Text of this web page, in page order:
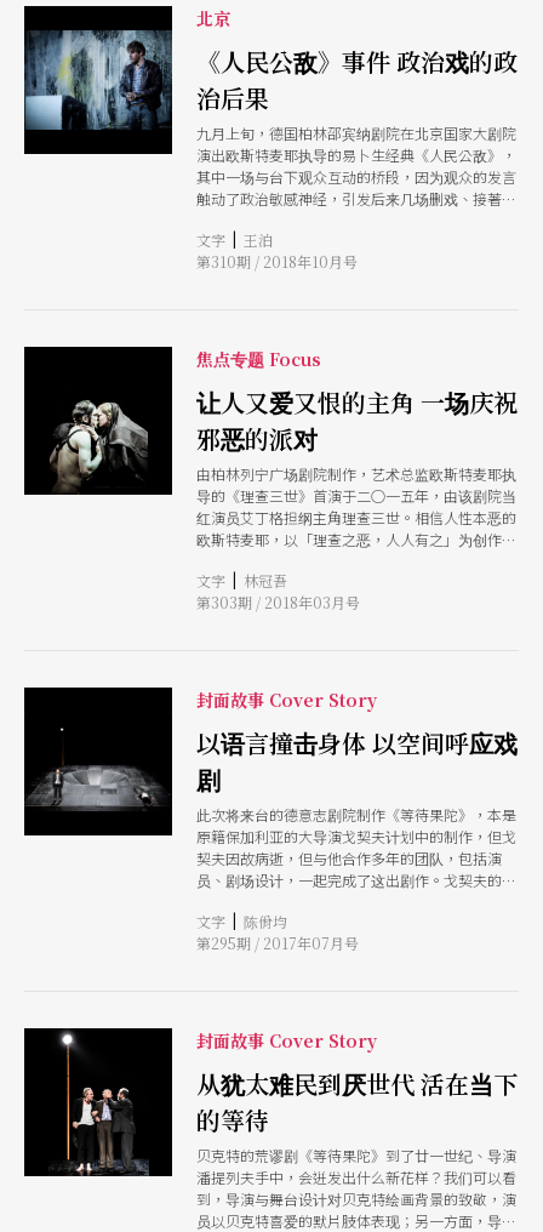
处境有不同的省思。 在2017年《房思琪的初恋乐
园》之后，台湾社会花了6年的时间，翻涌出自己
的#MeToo浪潮。当社会愈来愈能重探性与情欲、
讨论情感与性教育，亦能开始剖析性暴力的复杂程
度。 2023年的#MeToo，更体现了这点。尤其是种
的揭露，更显示大众对于个人的情欲与社会阶级结
构开始能辩证区分。2003年掀起浪潮的原创影集
《人选之人造浪者》，便是由此出发去探讨职场骚
扰与权势暴力；近年亦有再拒剧团的《感伤之旅》
（2019）及两厅院驻馆艺术家（2021-2022年）黄
郁晴的《艺术之子》（2023），以剧场形式展演论
证艺术创作环境中的权力位阶与关系暴力。 此波
北京
《人民公敌》事件 政治戏的政
治后果
九月上旬，德国柏林邵宾纳剧院在北京国家大剧院
演出欧斯特麦耶执导的易卜生经典《人民公敌》，
其中一场与台下观众互动的桥段，因为观众的发言
触动了政治敏感神经，引发后来几场删戏、接著南
和歌德学院的关切，不过，很多人的疑问则是，在
国家大剧院发生这么敏感的事，是审批出了什么问
文字 | 王泊
第310期 / 2018年10月号
焦点专题 Focus
让人又爱又恨的主角 一场庆祝
邪恶的派对
由柏林列宁广场剧院制作，艺术总监欧斯特麦耶执
导的《理查三世》首演于二○一五年，由该剧院当
红演员艾丁格担纲主角理查三世。相信人性本恶的
欧斯特麦耶，以「理查之恶，人人有之」为创作出
兴、愉悦」，更在剧场中透过与观众的近距离互
动，让观众成为理查夺权的「同谋」，如同共同参
文字 | 林冠吾
第303期 / 2018年03月号
封面故事 Cover Story
以语言撞击身体 以空间呼应戏
剧
此次将来台的德意志剧院制作《等待果陀》，本是
原籍保加利亚的大导演戈契夫计划中的制作，但戈
契夫因故病逝，但与他合作多年的团队，包括演
员、剧场设计，一起完成了这出剧作。戈契夫的创
感受，与凝练如铭刻在石头中的力量，是戈契夫创
作的核心，其作品在视觉上往往极为简洁，将注意
文字 | 陈佾均
第295期 / 2017年07月号
封面故事 Cover Story
从犹太难民到厌世代 活在当下
的等待
贝克特的荒谬剧《等待果陀》到了廿一世纪、导演
潘提列夫手中，会迸发出什么新花样？我们可以看
到，导演与舞台设计对贝克特绘画背景的致敬，演
员以贝克特喜爱的默片肢体表现；另一方面，导演